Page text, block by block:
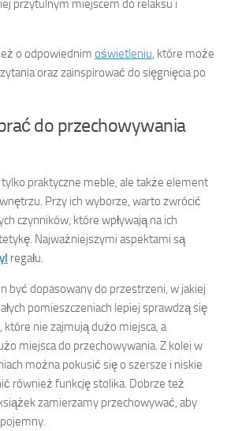
przytulnym miejscem do relaksu i
o odpowiednim oświetleniu, które może
oraz zainspirować do sięgnięcia po
do przechowywania
tylko praktyczne meble, ale także element
Przy ich wyborze, warto zwrócić
czynników, które wpływają na ich
Najważniejszymi aspektami są
regału.
być dopasowany do przestrzeni, w jakiej
pomieszczeniach lepiej sprawdzą się
które nie zajmują dużo miejsca, a
miejsca do przechowywania. Z kolei w
można pokusić się o szersze i niskie
również funkcję stolika. Dobrze też
zamierzamy przechowywać, aby